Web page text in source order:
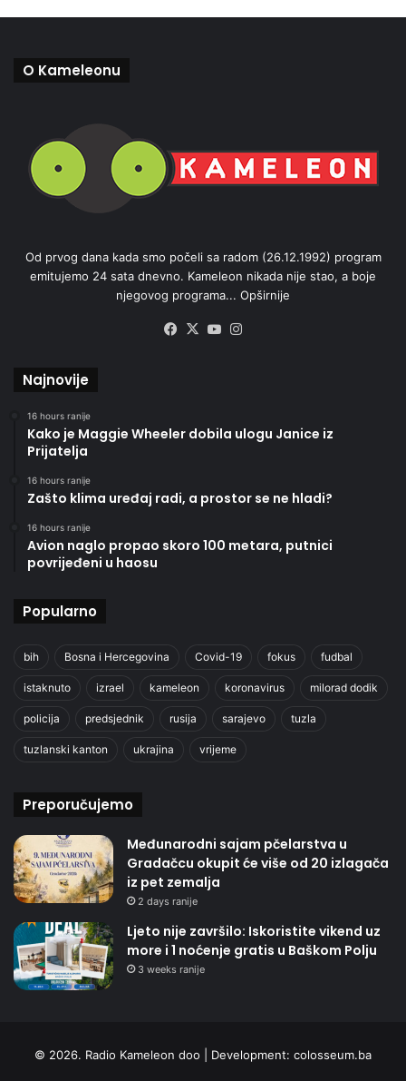
O Kameleonu
Od prvog dana kada smo počeli sa radom (26.12.1992) program
emitujemo 24 sata dnevno. Kameleon nikada nije stao, a boje
njegovog programa... Opširnije
Facebook
X YouTube
Najnovije
16 hours ranije
Kako je Maggie Wheeler dobila ulogu Janice iz
Prijatelja
16 hours ranije
Zašto klima uređaj radi, a prostor se ne hladi?
16 hours ranije
Avion naglo propao skoro 100 metara, putnici
povrijeđeni u haosu
Popularno
bih Bosna i Hercegovina Covid-19 fokus fudbal
istaknuto izrael kameleon koronavirus milorad dodik
policija predsjednik rusija sarajevo tuzla
tuzlanski kanton ukrajina vrijeme
Preporučujemo
Međunarodni sajam pčelarstva u
Gradačcu okupit će više od 20 izlagača
iz pet zemalja
2 days ranije
Ljeto nije završilo: Iskoristite vikend uz
more i 1 noćenje gratis u Baškom Polju
3 weeks ranije
© 2026. Radio Kameleon doo | Development: colosseum.ba